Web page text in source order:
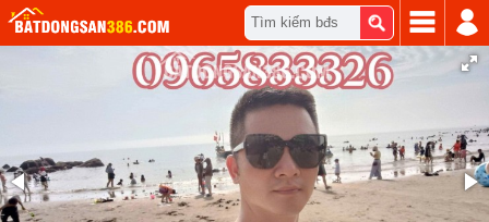
Tìm kiếm bđs